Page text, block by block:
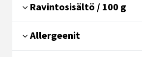
Ravintosisältö / 100 g
Allergeenit